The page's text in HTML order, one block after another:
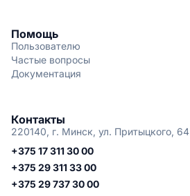
Помощь
Пользователю
Частые вопросы
Документация
Контакты
220140, г. Минск, ул. Притыцкого, 64
+375 17 311 30 00
+375 29 311 33 00
+375 29 737 30 00